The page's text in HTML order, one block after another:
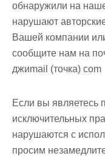
обнаружили на
нарушают
Вашей компании
сообщите нам на
джиmail (точка) com
Если вы являетесь
исключительных
нарушаются с
просим